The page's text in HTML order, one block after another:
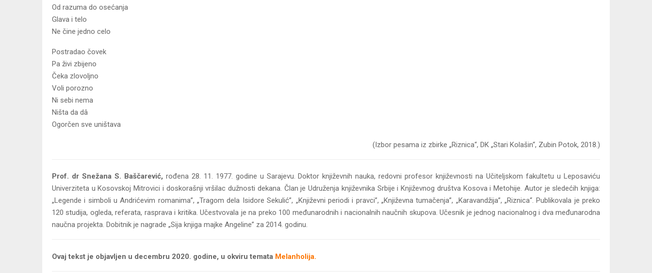
Od razuma do osećanja
Glava i telo
Ne čine jedno celo
Postradao čovek
Pa živi zbijeno
Čeka zlovoljno
Voli porozno
Ni sebi nema
Ništa da dâ
Ogorčen sve uništava
(Izbor pesama iz zbirke „Riznica“, DK „Stari Kolašin“, Zubin Potok, 2018.)
Prof. dr Snežana S. Baščarević, rođena 28. 11. 1977. godine u Sarajevu. Doktor književnih nauka, redovni profesor književnosti na Učiteljskom fakultetu u Leposaviću
Univerziteta u Kosovskoj Mitrovici i doskorašnji vršilac dužnosti dekana. Član je Udruženja književnika Srbije i Književnog društva Kosova i Metohije. Autor je sledećih knjiga:
„Legende i simboli u Andrićevim romanima”, „Tragom dela Isidore Sekulić”, „Književni periodi i pravci”, „Književna tumačenja”, „Karavandžija”, „Riznica“. Publikovala je preko
120 studija, ogleda, referata, rasprava i kritika. Učestvovala je na preko 100 međunarodnih i nacionalnih naučnih skupova. Učesnik je jednog nacionalnog i dva međunarodna
naučna projekta. Dobitnik je nagrade „Sija knjiga majke Angeline” za 2014. godinu.
Ovaj tekst je objavljen u decembru 2020. godine, u okviru temata Melanholija.